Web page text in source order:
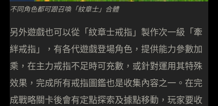
不同角色都可跟召喚「紋章士」合體
另外遊戲也可以從「紋章士戒指」製作次一級「牽
絆戒指」，有各代遊戲登場角色，提供能力參數加
乘，在主力戒指不足時可充數，或針對運用其特殊
效果，完成所有戒指圖鑑也是收集內容之一。在完
成戰略關卡後會有定點探索及據點移動，玩家要收